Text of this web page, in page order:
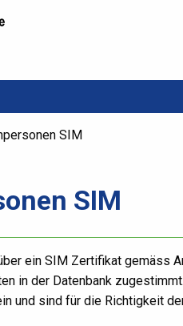
SIM
SIM
ein SIM Zertifikat gemäss
in der Datenbank
und sind für die Richtigkeit